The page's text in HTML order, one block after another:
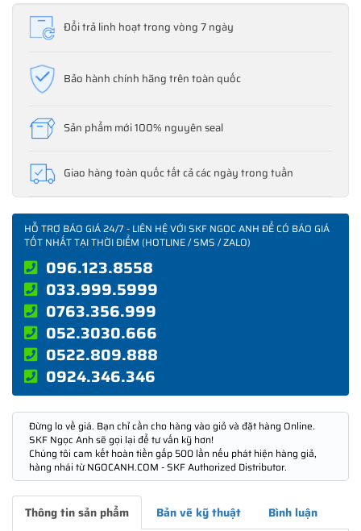
Đổi trả linh hoạt trong vòng 7 ngày
Bảo hành chính hãng trên toàn quốc
Sản phẩm mới 100% nguyên seal
Giao hàng toàn quốc tất cả các ngày trong tuần
HỖ TRỢ BÁO GIÁ 24/7 - LIÊN HỆ VỚI SKF NGỌC ANH ĐỂ CÓ BÁO GIÁ
TỐT NHẤT TẠI THỜI ĐIỂM (HOTLINE / SMS / ZALO)
096.123.8558
033.999.5999
0763.356.999
052.3030.666
0522.809.888
0924.346.346
Đừng lo về giá. Bạn chỉ cần cho hàng vào giỏ và đặt hàng Online.
SKF Ngọc Anh sẽ gọi lại để tư vấn kỹ hơn!
Chúng tôi cam kết hoàn tiền gấp 500 lần nếu phát hiện hàng giả,
hàng nhái từ NGOCANH.COM - SKF Authorized Distributor.
Thông tin sản phẩm Bản vẽ kỹ thuật Bình luận